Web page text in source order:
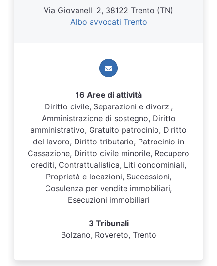
Via Giovanelli 2, 38122 Trento (TN)
Albo avvocati Trento
16 Aree di attività
Diritto civile, Separazioni e divorzi,
Amministrazione di sostegno, Diritto
amministrativo, Gratuito patrocinio, Diritto
del lavoro, Diritto tributario, Patrocinio in
Cassazione, Diritto civile minorile, Recupero
crediti, Contrattualistica, Liti condominiali,
Proprietà e locazioni, Successioni,
Cosulenza per vendite immobiliari,
Esecuzioni immobiliari
3 Tribunali
Bolzano, Rovereto, Trento